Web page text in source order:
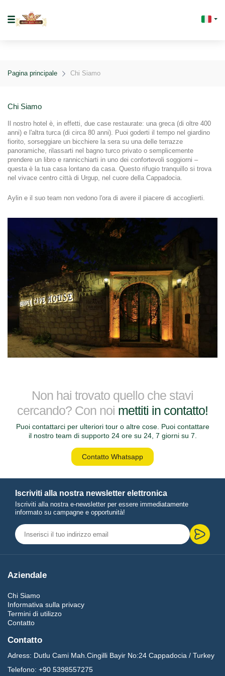
Pagina principale Chi Siamo
Chi Siamo
Il nostro hotel è, in effetti, due case restaurate: una greca (di oltre 400
anni) e l'altra turca (di circa 80 anni). Puoi goderti il tempo nel giardino
fiorito, sorseggiare un bicchiere la sera su una delle terrazze
panoramiche, rilassarti nel bagno turco privato o semplicemente
prendere un libro e rannicchiarti in uno dei confortevoli soggiorni –
questa è la tua casa lontano da casa. Questo rifugio tranquillo si trova
nel vivace centro città di Urgup, nel cuore della Cappadocia.
Aylin e il suo team non vedono l'ora di avere il piacere di accoglierti.
Non hai trovato quello che stavi
cercando? Con noi mettiti in contatto!
Puoi contattarci per ulteriori tour o altre cose. Puoi contattare
il nostro team di supporto 24 ore su 24, 7 giorni su 7.
Contatto Whatsapp
Iscriviti alla nostra newsletter elettronica
Iscriviti alla nostra e-newsletter per essere immediatamente
informato su campagne e opportunità!
Aziendale
Chi Siamo
Informativa sulla privacy
Termini di utilizzo
Contatto
Contatto
Adress: Dutlu Cami Mah.Cingilli Bayir No:24 Cappadocia / Turkey
Telefono: +90 5398557275